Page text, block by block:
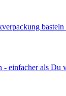
- einfacher als Du